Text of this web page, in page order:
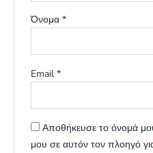
Όνομα*
Email*
Αποθήκευσε το όνομά
μου σε αυτόν τον πλοηγό